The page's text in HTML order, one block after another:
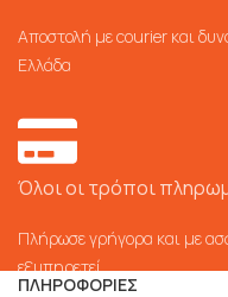
Αποστολή με courier και
Ελλάδα
Όλοι οι τρόποι
Πλήρωσε γρήγορα και με
εξυπηρετεί
ΠΛΗΡΟΦΟΡΙΕΣ